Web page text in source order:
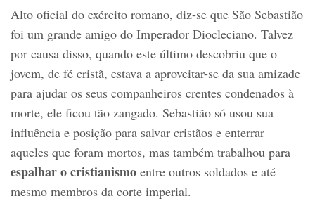
Alto oficial do exército romano, diz-se que São Sebastião
foi um grande amigo do Imperador Diocleciano. Talvez
por causa disso, quando este último descobriu que o
jovem, de fé cristã, estava a aproveitar-se da sua amizade
para ajudar os seus companheiros crentes condenados à
morte, ele ficou tão zangado. Sebastião só usou sua
influência e posição para salvar cristãos e enterrar
aqueles que foram mortos, mas também trabalhou para
espalhar o cristianismo entre outros soldados e até
mesmo membros da corte imperial.